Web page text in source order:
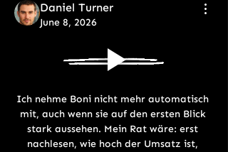
Daniel Turner
June 8, 2026
Ich nehme Boni nicht mehr automatisch
mit, auch wenn sie auf den ersten Blick
stark aussehen. Mein Rat wäre: erst
nachlesen, wie hoch der Umsatz ist,